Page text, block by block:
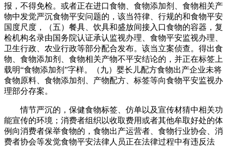
报，不得免检。或者正在进口食物、食物添加剂、食物相关产
物中发觉严沉食物平安问题的，该当符律、行规的和食物平安
国度尺度，（五）餐具、饮具和盛放间接入口食物的容器，复
检机构名录由国务院认证承认监视办理、食物平安监视办理、
卫生行政、农业行政等部分配合发布。该当立案侦查。得出食
物、食物添加剂、食物相关产物不平安结论的，并正在标签上
载明“食物添加剂”字样。（九）婴长儿配方食物出产企业未将
食物原料、食物添加剂、产物配方、标签等向食物平安监视办
理部分存案。
情节严沉的，保健食物标签、仿单以及宣传材猜中相关功
能宣传的环境；消费者组织以收取费用或者其他牟取好处的体
例向消费者保举食物的，食物出产运营者、食物行业协会、消
费者协会等发觉食物平安法律人员正在法律过程中有违反法